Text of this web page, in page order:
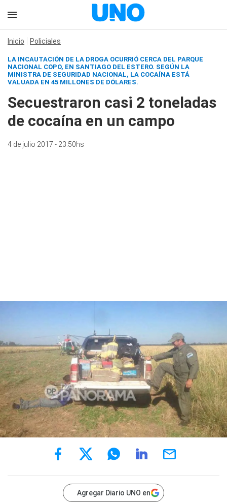
Inicio Policiales
LA INCAUTACIÓN DE LA DROGA OCURRIÓ CERCA DEL PARQUE
NACIONAL COPO, EN SANTIAGO DEL ESTERO. SEGÚN LA
MINISTRA DE SEGURIDAD NACIONAL, LA COCAÍNA ESTÁ
VALUADA EN 45 MILLONES DE DÓLARES.
Secuestraron casi 2 toneladas
de cocaína en un campo
4 de julio 2017 - 23:50hs
Agregar Diario UNO en